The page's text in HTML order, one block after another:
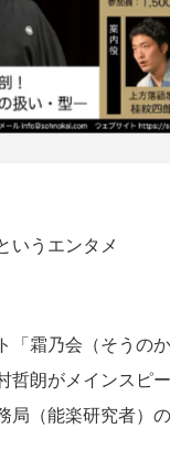
いうエンタメ
「霜乃会（そうの
哲朗がメインスピ
（能楽研究者）の